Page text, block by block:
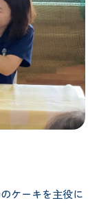
ケーキを主役に